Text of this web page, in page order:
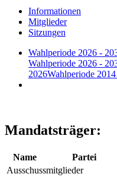
Informationen
Mitglieder
Sitzungen
Wahlperiode 2026 -
Wahlperiode 2026 -
2026Wahlperiode
Mandatsträger:
Name Partei
Ausschussmitglieder